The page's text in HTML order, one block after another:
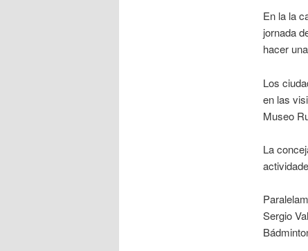
En la la
jornada
hacer
Los
en las
Museo
La
Sergio